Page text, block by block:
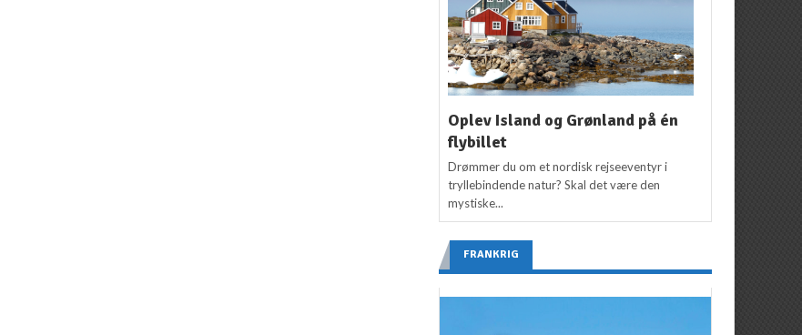
Oplev Island og Grønland på én
flybillet
Drømmer du om et nordisk rejseeventyr i
tryllebindende natur? Skal det være den
mystiske...
FRANKRIG